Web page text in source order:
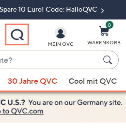
10 Euro! Code: HalloQVC
MEIN QVC
0
WARENKORB
30 Jahre QVC Cool mit QVC